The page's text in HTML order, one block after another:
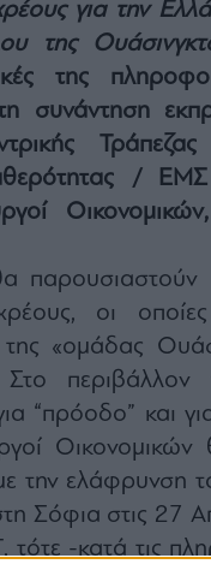
για την
της
της
συνάντηση
/
παρουσιαστούν
οι
της «ομάδας
περιβάλλον
“πρόοδο” και
την ελάφρυνση
Σόφια στις 27
-κατά τις